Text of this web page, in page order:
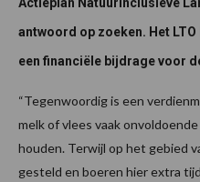
Actieplan Natuurinclusieve
antwoord op zoeken. Het
een financiële bijdrage voor
“Tegenwoordig is een
melk of vlees vaak
houden. Terwijl op het gebied
gesteld en boeren hier extra